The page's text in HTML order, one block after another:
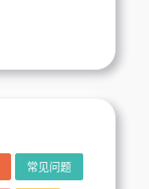
常见问题